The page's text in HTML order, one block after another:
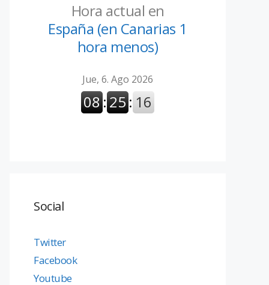
Hora actual en
España (en Canarias 1
hora menos)
Social
Twitter
Facebook
Youtube